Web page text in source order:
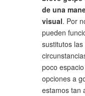
de una
visual. Por
pueden
sustitutos
poco
opciones a
estamos tan